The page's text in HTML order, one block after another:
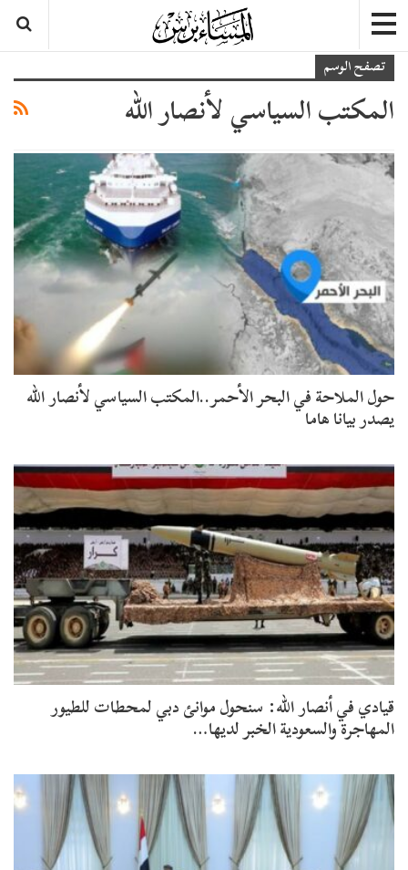
تصفح الوسم
المكتب السياسي لأنصار الله
حول الملاحة في البحر الأحمر..المكتب السياسي لأنصار الله
يصدر بيانا هاما
قيادي في أنصار الله: سنحول موانئ دبي لمحطات للطيور
المهاجرة والسعودية الخبر لديها…